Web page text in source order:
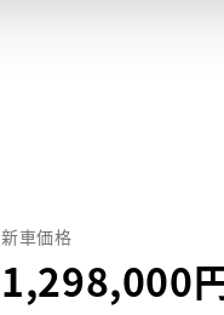
新車価格
1,298,000